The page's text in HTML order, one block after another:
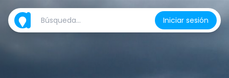
Iniciar sesión